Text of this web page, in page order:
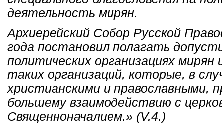
деятельность мирян.
Архиерейский Собор Русской
года постановил полагать
политических организациях мирян
таких организаций, которые, в
христианскими и православными,
большему взаимодействию с
Священноначалием.» (V.4.)